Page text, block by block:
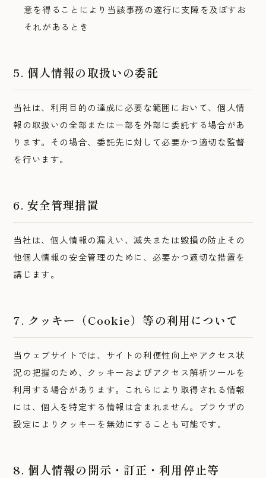
意を得ることにより当該事務の遂行に支障を及ぼすお
それがあるとき
5. 個人情報の取扱いの委託
当社は、利用目的の達成に必要な範囲において、個人情
報の取扱いの全部または一部を外部に委託する場合があ
ります。その場合、委託先に対して必要かつ適切な監督
を行います。
6. 安全管理措置
当社は、個人情報の漏えい、滅失または毀損の防止その
他個人情報の安全管理のために、必要かつ適切な措置を
講じます。
7. クッキー（Cookie）等の利用について
当ウェブサイトでは、サイトの利便性向上やアクセス状
況の把握のため、クッキーおよびアクセス解析ツールを
利用する場合があります。これらにより取得される情報
には、個人を特定する情報は含まれません。ブラウザの
設定によりクッキーを無効にすることも可能です。
8. 個人情報の開示・訂正・利用停止等